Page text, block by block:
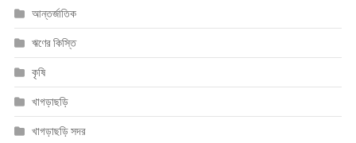
আন্তর্জাতিক
ঋণের কিস্তি
কৃষি
খাগড়াছড়ি
খাগড়াছড়ি সদর